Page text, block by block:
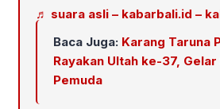
♬ suara asli – kabarbali.id –
Baca Juga: Karang Taruna
Rayakan Ultah ke-37,
Pemuda